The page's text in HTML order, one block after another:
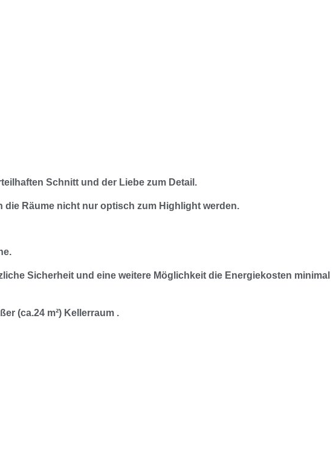
Schnitt und der Liebe zum Detail.
die Räume nicht nur optisch zum Highlight werden.
Sicherheit und eine weitere Möglichkeit die Energiekosten minimal
(ca.24 m²) Kellerraum .